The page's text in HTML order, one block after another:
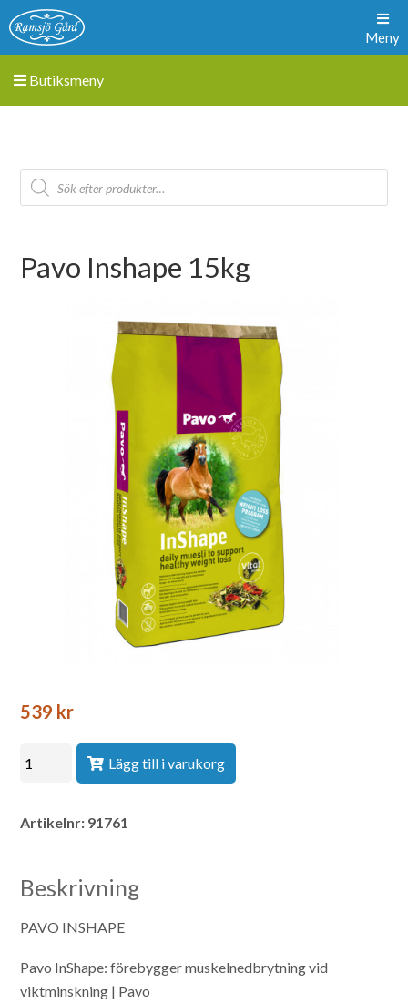
Meny
Butiksmeny
Pavo Inshape 15kg
539 kr
Lägg till i varukorg
Artikelnr: 91761
Beskrivning
PAVO INSHAPE
Pavo InShape: förebygger muskelnedbrytning vid
viktminskning | Pavo